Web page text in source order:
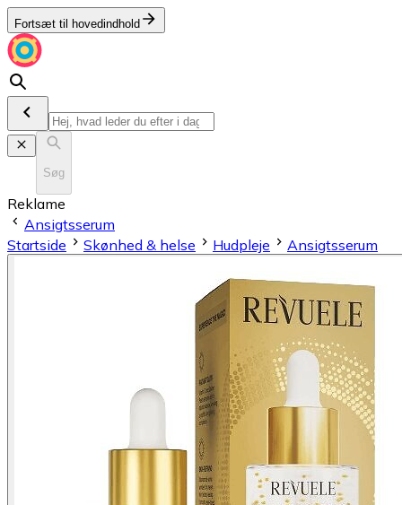
Fortsæt til hovedindhold
Søg
Reklame
Ansigtsserum
Startside
Skønhed & helse Hudpleje Ansigtsserum